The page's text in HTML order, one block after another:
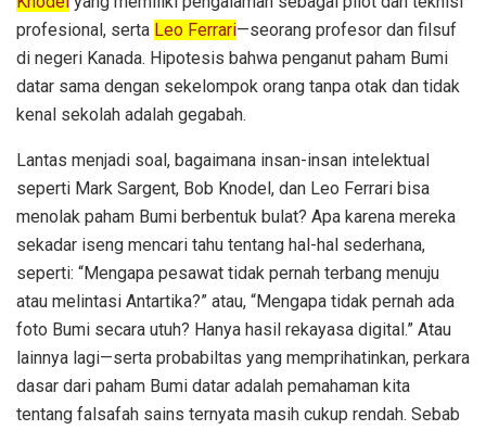
profesional, serta Leo Ferrari—seorang profesor dan filsuf
di negeri Kanada. Hipotesis bahwa penganut paham Bumi
datar sama dengan sekelompok orang tanpa otak dan tidak
kenal sekolah adalah gegabah.
Lantas menjadi soal, bagaimana insan-insan intelektual
seperti Mark Sargent, Bob Knodel, dan Leo Ferrari bisa
menolak paham Bumi berbentuk bulat? Apa karena mereka
sekadar iseng mencari tahu tentang hal-hal sederhana,
seperti: “Mengapa pesawat tidak pernah terbang menuju
atau melintasi Antartika?” atau, “Mengapa tidak pernah ada
foto Bumi secara utuh? Hanya hasil rekayasa digital.” Atau
lainnya lagi—serta probabiltas yang memprihatinkan, perkara
dasar dari paham Bumi datar adalah pemahaman kita
tentang falsafah sains ternyata masih cukup rendah. Sebab